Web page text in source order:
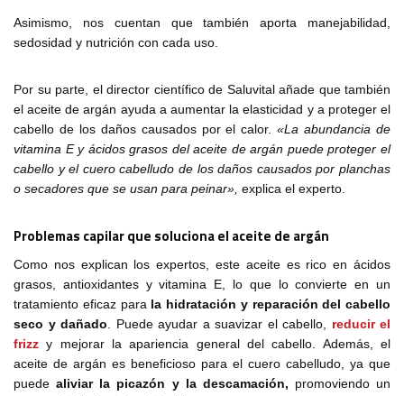
Asimismo, nos cuentan que también aporta manejabilidad,
sedosidad y nutrición con cada uso.
Por su parte, el director científico de Saluvital añade que también
el aceite de argán ayuda a aumentar la elasticidad y a proteger el
cabello de los daños causados por el calor.«La abundancia de
vitamina E y ácidos grasos del aceite de argán puede proteger el
cabello y el cuero cabelludo de los daños causados por planchas
o secadores que se usan para peinar», explica el experto.
Problemas capilar que soluciona el aceite de argán
Como nos explican los expertos, este aceite es rico en ácidos
grasos, antioxidantes y vitamina E, lo que lo convierte en un
tratamiento eficaz para la hidratación y reparación del cabello
seco y dañado. Puede ayudar a suavizar el cabello, reducir el
frizz y mejorar la apariencia general del cabello. Además, el
aceite de argán es beneficioso para el cuero cabelludo, ya que
puedealiviar la picazón y la descamación, promoviendo un